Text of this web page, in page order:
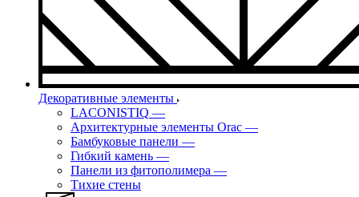
Декоративные элементы
LACONISTIQ —
Архитектурные элементы Orac —
Бамбуковые панели —
Гибкий камень —
Панели из фитополимера —
Тихие стены